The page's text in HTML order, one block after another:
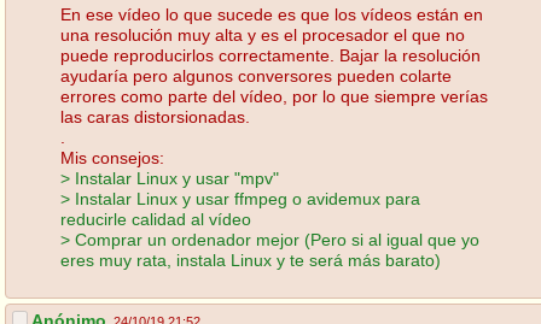
En ese vídeo lo que sucede es que los vídeos están en
una resolución muy alta y es el procesador el que no
puede reproducirlos correctamente. Bajar la resolución
ayudaría pero algunos conversores pueden colarte
errores como parte del vídeo, por lo que siempre verías
las caras distorsionadas.
Mis consejos:
> Instalar Linux y usar "mpv"
> Instalar Linux y usar ffmpeg o avidemux para
reducirle calidad al vídeo
> Comprar un ordenador mejor (Pero si al igual que yo
eres muy rata, instala Linux y te será más barato)